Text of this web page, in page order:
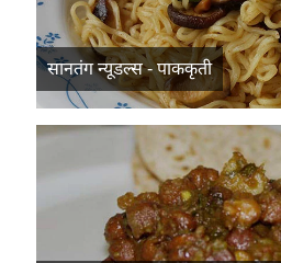
सानतंग न्यूडल्स - पाककृती